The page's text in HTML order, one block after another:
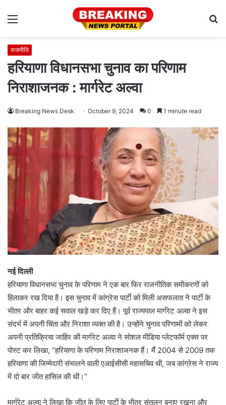
Menu
राजनीति
हरियाणा विधानसभा चुनाव का परिणाम
निराशाजनक : मार्गरेट अल्वा
Breaking News Desk October 9, 2024 0 1 minute read
नई दिल्ली
हरियाणा विधानसभा चुनाव के परिणाम ने एक बार फिर राजनीतिक समीकरणों को
हिलाकर रख दिया है। इस चुनाव में कांग्रेस पार्टी को मिली असफलता ने पार्टी के
भीतर और बाहर कई सवाल खड़े कर दिए हैं। पूर्व राज्यपाल मार्गरेट अल्वा ने इस
संदर्भ में अपनी चिंता और निराशा व्यक्त की है। उन्होंने चुनाव परिणामों को लेकर
अपनी प्रतिक्रिया जाहिर की मार्गरेट अल्वा ने सोशल मीडिया प्लेटफॉर्म एक्स पर
पोस्ट कर लिखा, “हरियाणा के परिणाम निराशाजनक हैं। मैं 2004 से 2009 तक
हरियाणा की जिम्मेदारी संभालने वाली एआईसीसी महासचिव थी, जब कांग्रेस ने राज्य
में दो बार जीत हासिल की थी।”
मार्गरेट अल्वा ने लिखा कि जीत के लिए पार्टी के भीतर संतुलन बनाए रखना और